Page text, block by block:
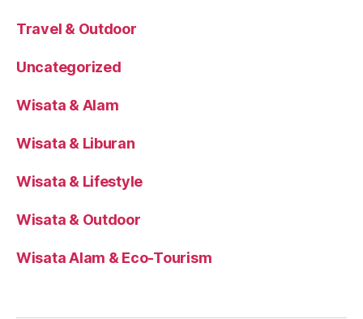
Travel & Outdoor
Uncategorized
Wisata & Alam
Wisata & Liburan
Wisata & Lifestyle
Wisata & Outdoor
Wisata Alam & Eco-Tourism